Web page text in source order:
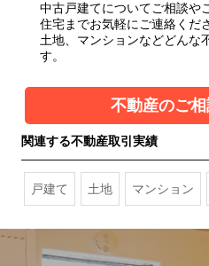
中古戸建てについてご相談や
住宅までお気軽にご連絡くだ
土地、マンションなどどんな
す。
不動産のご
関連する不動産取引実績
戸建て 土地 マンション